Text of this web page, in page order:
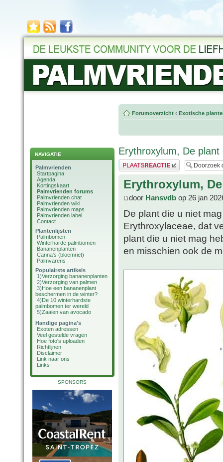
NAVIGATIE
Palmvrienden
Startpagina
Agenda
Kortingskaart
Palmvrienden forums
Palmvrienden chat
Palmvrienden wiki
Palmvrienden maps
Palmvrienden label
Contact
Plantenlijsten
Palmbomen
Winterharde palmbomen
Bananenplanten
Canna's (bloemriet)
Palmvarens
Populairste artikels
1)Verzorging bananenplanten
2)Verzorging van palmen
3)Hoe een bananenplant
beschermen in de winter?
4)De 10 winterhardste
palmbomen ter wereld
5)Zaaien van avocado
Handige pagina's
Exoten adressen
Veel gestelde vragen
Hoe foto's uploaden
Richtlijnen
Disclaimer
Link naar ons
Links
SPONSORS
Forumoverzicht ‹ Exotische
Erythroxylum, De
Plaats een reactie
Erythroxylum,
door Hansvdb op 26 jan
De plant die u niet
Erythroxylaceae, dat
plant die u niet mag
en misschien ook de